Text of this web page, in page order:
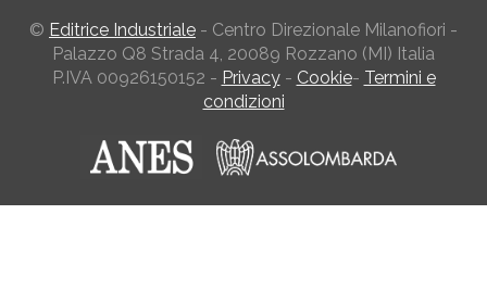
© Editrice Industriale - Centro Direzionale Milanofiori -
Palazzo Q8 Strada 4, 20089 Rozzano (MI) Italia
P.IVA 00926150152 - Privacy- Cookie- Termini e
condizioni